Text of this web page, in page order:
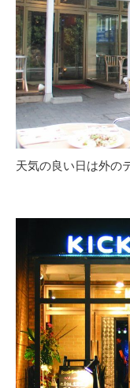
天気の良い日は外の